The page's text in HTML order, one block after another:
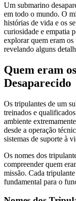
Um submarino
em todo o mundo. O
histórias de vida e os
curiosidade e empatia
explorar quem eram
revelando alguns
Quem eram
Desaparecido
Os tripulantes de um
treinados e
ambiente
desde a operação
sistemas de suporte à
Os nomes dos
compreender quem
missão. Cada
fundamental para o